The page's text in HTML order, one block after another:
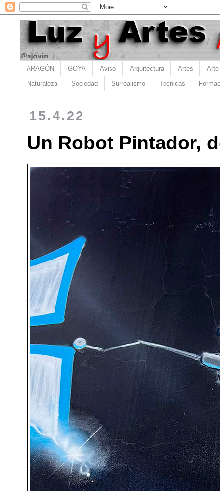
ARAGÓN GOYA Aviso Arquitectura Artes Arte
Naturaleza Sociedad Surrealismo Técnicas
15.4.22
Un Robot Pintador,